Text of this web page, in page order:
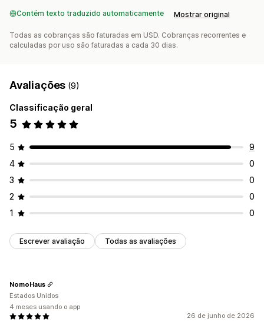
Contém texto traduzido automaticamente Mostrar original
Todas as cobranças são faturadas em USD. Cobranças recorrentes e
calculadas por uso são faturadas a cada 30 dias.
Avaliações (9)
Classificação geral
5
5
9
4
0
3
0
2
0
1
0
Escrever avaliação Todas as avaliações
26 de junho de 2026
NomoHaus
Estados Unidos
4 meses usando o app